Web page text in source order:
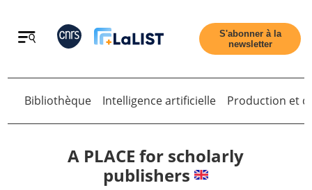
Retour
S'abonner à la
newsletter
Retour
Bibliothèque Intelligence artificielle Production et
A PLACE for scholarly
publishers